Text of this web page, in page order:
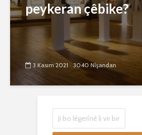
peykeran çêbike?
3 Kasım 2021 3040 Nîşandan